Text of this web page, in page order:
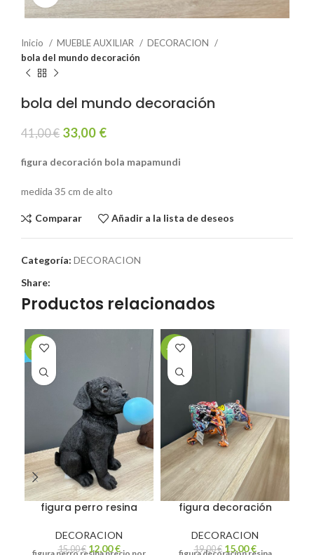
Inicio MUEBLE AUXILIAR
DECORACION
bola del mundo decoración
bola del mundo decoración
41,00€ 33,00 €
figura decoración bola mapamundi
medida 35 cm de alto
Comparar Añadir a la lista de deseos
Categoría: DECORACION
Share:
Productos relacionados
-20%
figura perro resina
DECORACION
15,00€ 12,00€
-21%
figura decoración
DECORACION
19,00€ 15,00€